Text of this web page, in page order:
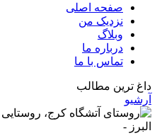
صفحه اصلی
نزدیک من
وبلاگ
درباره ما
تماس با ما
داغ ترین مطالب
آرشیو